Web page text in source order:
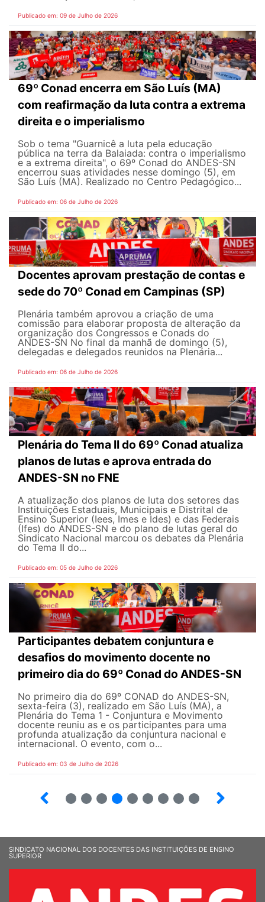
Publicado em: 09 de Julho de 2026
69º Conad encerra em São Luís (MA)
com reafirmação da luta contra a extrema
direita e o imperialismo
Sob o tema "Guarnicê a luta pela educação
pública na terra da Balaiada: contra o imperialismo
e a extrema direita", o 69º Conad do ANDES-SN
encerrou suas atividades nesse domingo (5), em
São Luís (MA). Realizado no Centro Pedagógico...
Publicado em: 06 de Julho de 2026
Docentes aprovam prestação de contas e
sede do 70º Conad em Campinas (SP)
Plenária também aprovou a criação de uma
comissão para elaborar proposta de alteração da
organização dos Congressos e Conads do
ANDES-SN No final da manhã de domingo (5),
delegadas e delegados reunidos na Plenária...
Publicado em: 06 de Julho de 2026
Plenária do Tema II do 69º Conad atualiza
planos de lutas e aprova entrada do
ANDES-SN no FNE
A atualização dos planos de luta dos setores das
Instituições Estaduais, Municipais e Distrital de
Ensino Superior (Iees, Imes e Ides) e das Federais
(Ifes) do ANDES-SN e do plano de lutas geral do
Sindicato Nacional marcou os debates da Plenária
do Tema II do...
Publicado em: 05 de Julho de 2026
Participantes debatem conjuntura e
desafios do movimento docente no
primeiro dia do 69º Conad do ANDES-SN
No primeiro dia do 69º CONAD do ANDES-SN,
sexta-feira (3), realizado em São Luís (MA), a
Plenária do Tema 1 - Conjuntura e Movimento
docente reuniu as e os participantes para uma
profunda atualização da conjuntura nacional e
internacional. O evento, com o...
Publicado em: 03 de Julho de 2026
SINDICATO NACIONAL DOS DOCENTES DAS INSTITUIÇÕES DE ENSINO
SUPERIOR